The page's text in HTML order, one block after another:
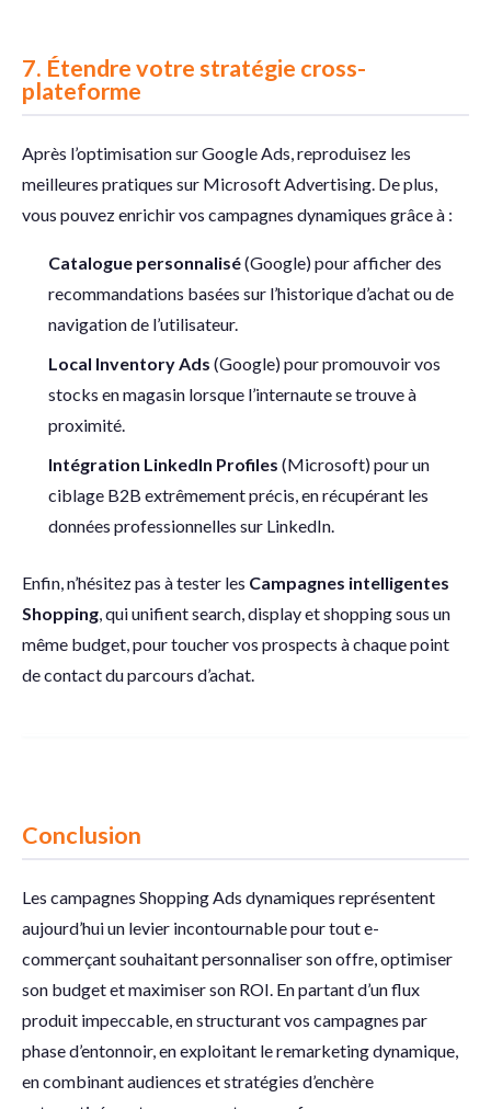
7. Étendre votre stratégie cross-
plateforme
Après l’optimisation sur Google Ads, reproduisez les
meilleures pratiques sur Microsoft Advertising. De plus,
vous pouvez enrichir vos campagnes dynamiques grâce à :
Catalogue personnalisé(Google) pour afficher des
recommandations basées sur l’historique d’achat ou de
navigation de l’utilisateur.
Local InventoryAds (Google) pour promouvoir vos
stocks en magasin lorsque l’internaute se trouve à
proximité.
Intégration LinkedIn Profiles (Microsoft) pour un
ciblage B2B extrêmement précis, en récupérant les
données professionnelles sur LinkedIn.
Enfin, n’hésitez pas à tester les Campagnes intelligentes
Shopping, qui unifient search, display et shopping sous un
même budget, pour toucher vos prospects à chaque point
de contact du parcours d’achat.
Conclusion
Les campagnes Shopping Ads dynamiques représentent
aujourd’hui un levier incontournable pour tout e-
commerçant souhaitant personnaliser son offre, optimiser
son budget et maximiser son ROI. En partant d’un flux
produit impeccable, en structurant vos campagnes par
phase d’entonnoir, en exploitant le remarketing dynamique,
en combinant audiences et stratégies d’enchère